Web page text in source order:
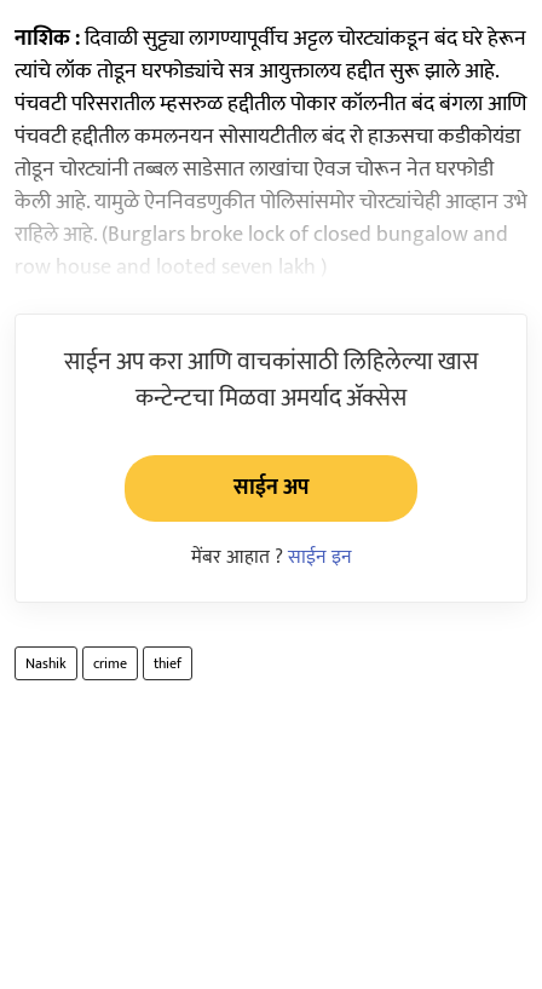
नाशिक :दिवाळी सुट्ट्या लागण्यापूर्वीच अट्टल चोरट्यांकडून बंद घरे हेरून
त्यांचे लॉक तोडून घरफोड्यांचे सत्र आयुक्तालय हद्दीत सुरू झाले आहे.
पंचवटी परिसरातील म्हसरुळ हद्दीतील पोकार कॉलनीत बंद बंगला आणि
पंचवटी हद्दीतील कमलनयन सोसायटीतील बंद रो हाऊसचा कडीकोयंडा
तोडून चोरट्यांनी तब्बल साडेसात लाखांचा ऐवज चोरून नेत घरफोडी
केली आहे. यामुळे ऐननिवडणुकीत पोलिसांसमोर चोरट्यांचेही आव्हान उभे
राहिले आहे. (Burglars broke lock of closed bungalow and
row house and looted seven lakh )
साईन अप करा आणि वाचकांसाठी लिहिलेल्या खास
कन्टेन्टचा मिळवा अमर्याद ॲक्सेस
साईन अप
मेंबर आहात ?साईन इन
Nashik crime thief